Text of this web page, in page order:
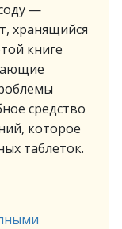
—
хранящийся
книге
средство
которое
таблеток.